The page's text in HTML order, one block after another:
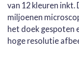
van 12 kleuren
miljoenen
het doek gespoten
hoge resolutie